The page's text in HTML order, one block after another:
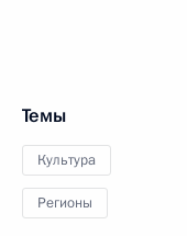
Темы
Культура
Регионы